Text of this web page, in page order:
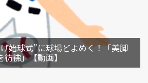
始球式”に球場どよめく！「美脚
彿」【動画】